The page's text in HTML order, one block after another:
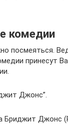
комедии
посмеяться.
принесут
Джонс”.
Бриджит Джонс